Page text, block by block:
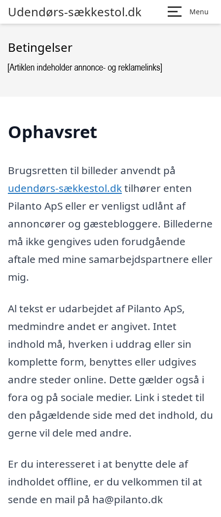
Udendørs-sækkestol.dk Menu
Betingelser
Ophavsret
Brugsretten til billeder anvendt på
udendørs-sækkestol.dktilhører enten
Pilanto ApS eller er venligst udlånt af
annoncører og gæstebloggere. Billederne
må ikke gengives uden forudgående
aftale med mine samarbejdspartnere eller
mig.
Al tekst er udarbejdet af Pilanto ApS,
medmindre andet er angivet. Intet
indhold må, hverken i uddrag eller sin
komplette form, benyttes eller udgives
andre steder online. Dette gælder også i
fora og på sociale medier. Link i stedet til
den pågældende side med det indhold, du
gerne vil dele med andre.
Er du interesseret i at benytte dele af
indholdet offline, er du velkommen til at
sende en mail på ha@pilanto.dk